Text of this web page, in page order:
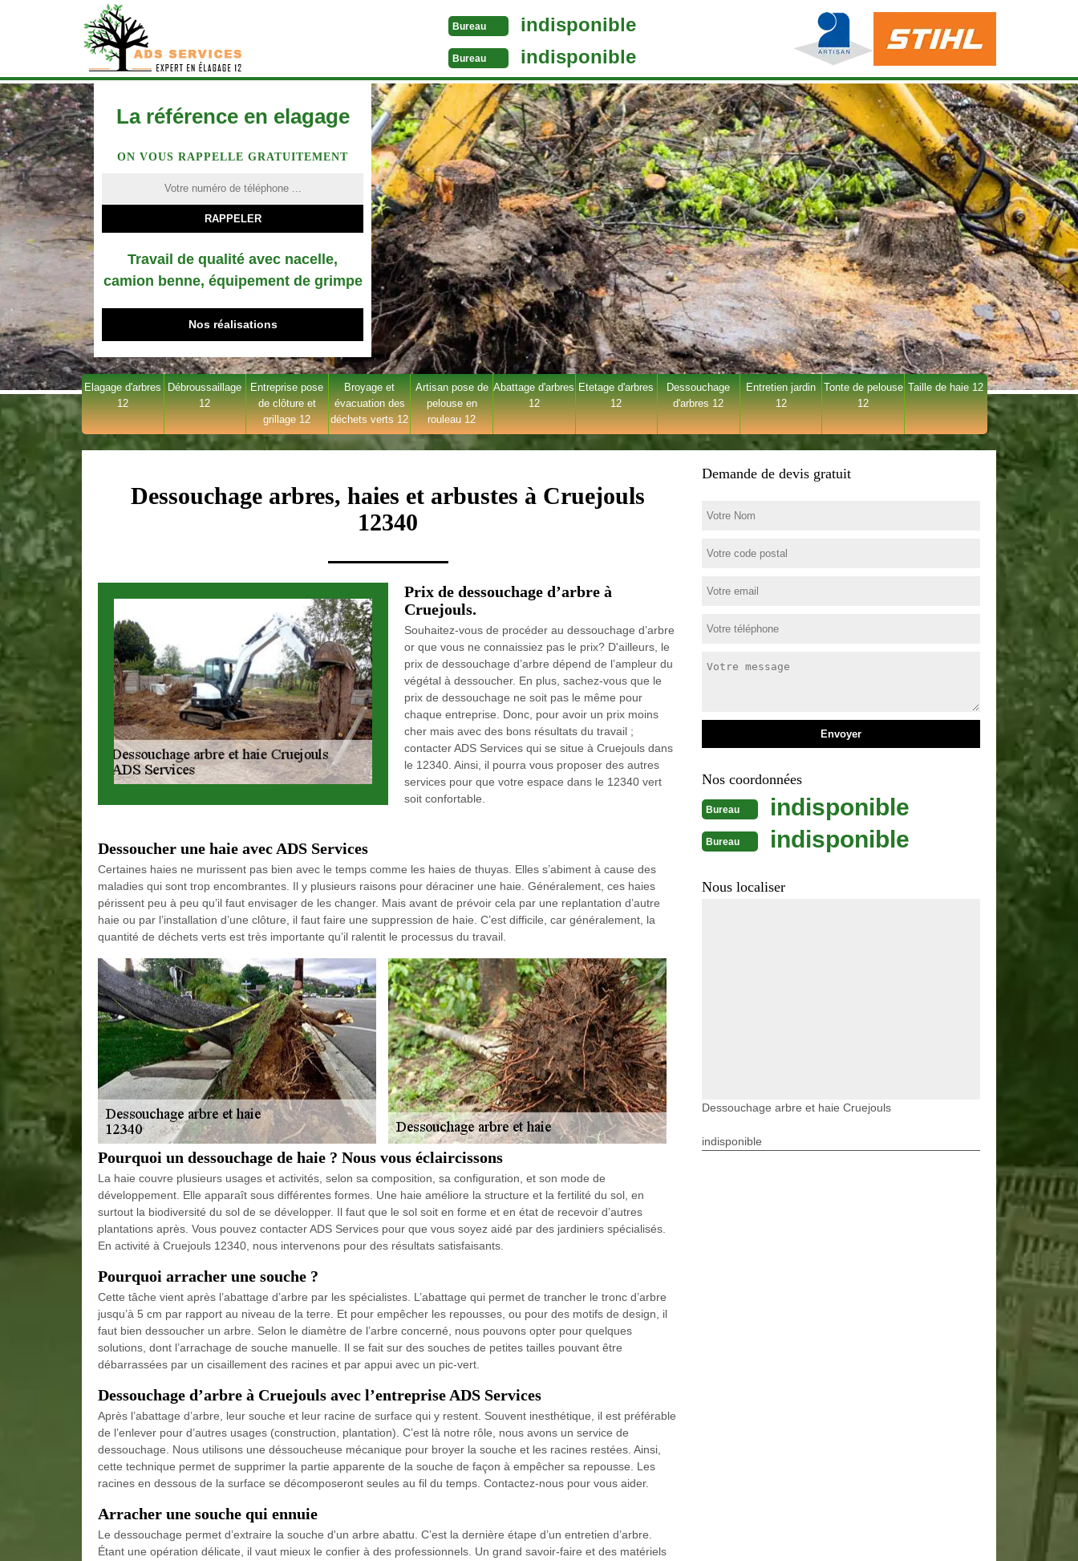
Bureau indisponible
Bureau indisponible
La référence en elagage
ON VOUS RAPPELLE GRATUITEMENT
Travail de qualité avec nacelle,
camion benne, équipement de grimpe
Nos réalisations
Elagage d'arbres
12
Débroussaillage
12
Entreprise pose
de clôture et
grillage 12
Broyage et
évacuation des
déchets verts 12
Artisan pose de
pelouse en
rouleau 12
Abattage d'arbres
12
Etetage d'arbres
12
Dessouchage
d'arbres 12
Entretien jardin
12
Tonte de pelouse
12
Taille de haie 12
Dessouchage arbres, haies et arbustes à Cruejouls
12340
Prix de dessouchage d’arbre à
Cruejouls.
Souhaitez-vous de procéder au dessouchage d’arbre
or que vous ne connaissiez pas le prix? D'ailleurs, le
prix de dessouchage d’arbre dépend de l’ampleur du
végétal à dessoucher. En plus, sachez-vous que le
prix de dessouchage ne soit pas le même pour
chaque entreprise. Donc, pour avoir un prix moins
cher mais avec des bons résultats du travail ;
contacter ADS Services qui se situe à Cruejouls dans
le 12340. Ainsi, il pourra vous proposer des autres
services pour que votre espace dans le 12340 vert
soit confortable.
Dessoucher une haie avec ADS Services
Certaines haies ne murissent pas bien avec le temps comme les haies de thuyas. Elles s’abiment à cause des
maladies qui sont trop encombrantes. Il y plusieurs raisons pour déraciner une haie. Généralement, ces haies
périssent peu à peu qu’il faut envisager de les changer. Mais avant de prévoir cela par une replantation d’autre
haie ou par l’installation d’une clôture, il faut faire une suppression de haie. C’est difficile, car généralement, la
quantité de déchets verts est très importante qu’il ralentit le processus du travail.
Pourquoi un dessouchage de haie ? Nous vous éclaircissons
La haie couvre plusieurs usages et activités, selon sa composition, sa configuration, et son mode de
développement. Elle apparaît sous différentes formes. Une haie améliore la structure et la fertilité du sol, en
surtout la biodiversité du sol de se développer. Il faut que le sol soit en forme et en état de recevoir d’autres
plantations après. Vous pouvez contacter ADS Services pour que vous soyez aidé par des jardiniers spécialisés.
En activité à Cruejouls 12340, nous intervenons pour des résultats satisfaisants.
Pourquoi arracher une souche ?
Cette tâche vient après l’abattage d’arbre par les spécialistes. L’abattage qui permet de trancher le tronc d’arbre
jusqu’à 5 cm par rapport au niveau de la terre. Et pour empêcher les repousses, ou pour des motifs de design, il
faut bien dessoucher un arbre. Selon le diamètre de l’arbre concerné, nous pouvons opter pour quelques
solutions, dont l’arrachage de souche manuelle. Il se fait sur des souches de petites tailles pouvant être
débarrassées par un cisaillement des racines et par appui avec un pic-vert.
Dessouchage d’arbre à Cruejouls avec l’entreprise ADS Services
Après l’abattage d’arbre, leur souche et leur racine de surface qui y restent. Souvent inesthétique, il est préférable
de l’enlever pour d’autres usages (construction, plantation). C’est là notre rôle, nous avons un service de
dessouchage. Nous utilisons une déssoucheuse mécanique pour broyer la souche et les racines restées. Ainsi,
cette technique permet de supprimer la partie apparente de la souche de façon à empêcher sa repousse. Les
racines en dessous de la surface se décomposeront seules au fil du temps. Contactez-nous pour vous aider.
Arracher une souche qui ennuie
Le dessouchage permet d’extraire la souche d'un arbre abattu. C’est la dernière étape d’un entretien d’arbre.
Étant une opération délicate, il vaut mieux le confier à des professionnels. Un grand savoir-faire et des matériels
Demande de devis gratuit
Nos coordonnées
Bureau indisponible
Bureau indisponible
Nous localiser
Dessouchage arbre et haie Cruejouls
indisponible